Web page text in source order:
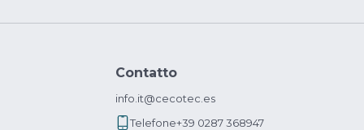
Contatto
info.it@cecotec.es
Telefone+39 0287 368947